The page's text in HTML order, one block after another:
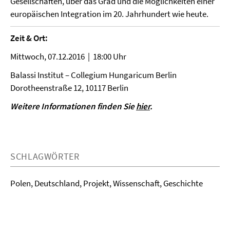
europäischen Integration im 20. Jahrhundert wie heute.
Zeit & Ort:
Mittwoch, 07.12.2016 | 18:00 Uhr
Balassi Institut – Collegium Hungaricum Berlin
Dorotheenstraße 12, 10117 Berlin
Weitere Informationen finden Siehier.
SCHLAGWÖRTER
Polen, Deutschland, Projekt, Wissenschaft, Geschichte